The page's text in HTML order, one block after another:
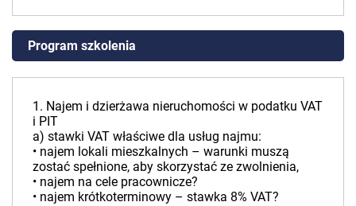
Program szkolenia
1. Najem i dzierżawa nieruchomości w podatku VAT
i PIT
a) stawki VAT właściwe dla usług najmu:
• najem lokali mieszkalnych – warunki muszą
zostać spełnione, aby skorzystać ze zwolnienia,
• najem na cele pracownicze?
• najem krótkoterminowy – stawka 8% VAT?